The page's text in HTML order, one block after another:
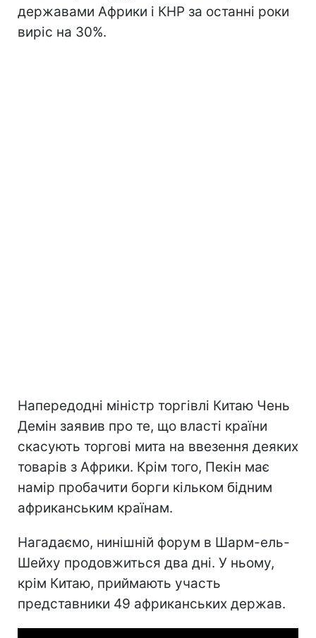
державами Африки і КНР за останні роки
виріс на 30%.
Напередодні міністр торгівлі Китаю Чень
Демін заявив про те, що власті країни
скасують торгові мита на ввезення деяких
товарів з Африки. Крім того, Пекін має
намір пробачити борги кільком бідним
африканським країнам.
Нагадаємо, нинішній форум в Шарм-ель-
Шейху продовжиться два дні. У ньому,
крім Китаю, приймають участь
представники 49 африканських держав.